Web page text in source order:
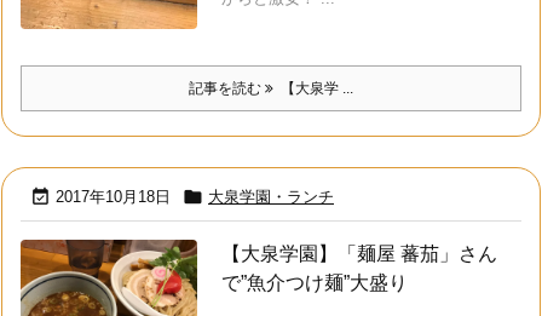
記事を読む 【大泉学 ...
 2017年10月18日  大泉学園・ランチ
【大泉学園】「麺屋 蕃茄」さん
で”魚介つけ麺”大盛り